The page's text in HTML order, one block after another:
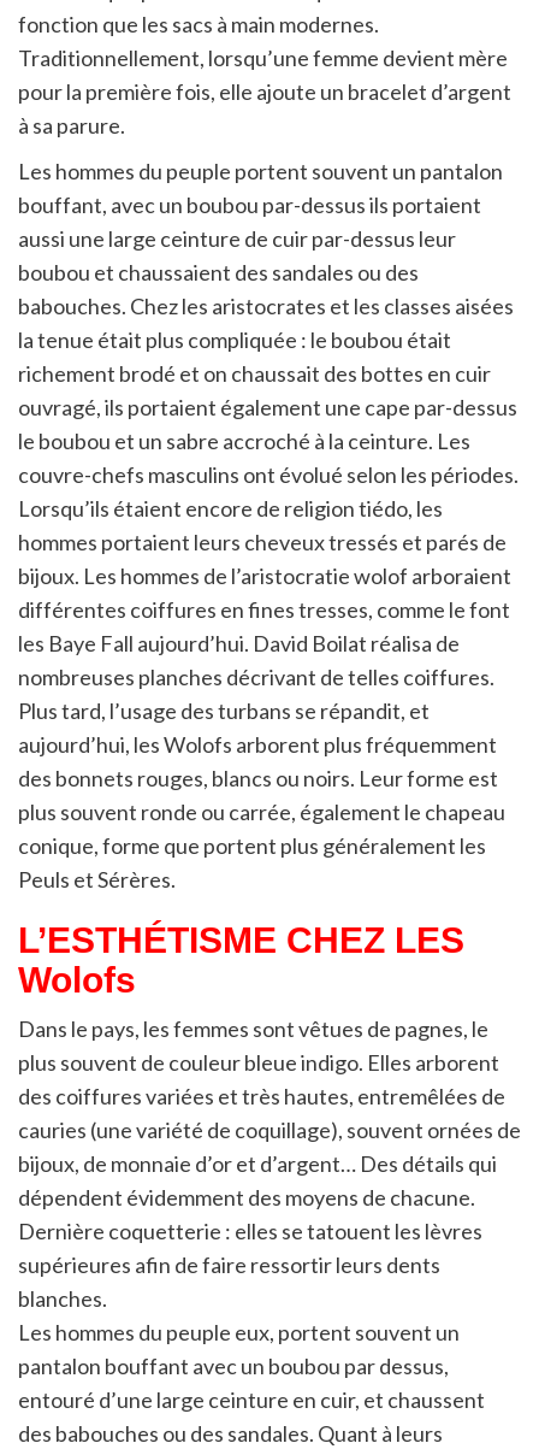
fonction que les sacs à main modernes.
Traditionnellement, lorsqu’une femme devient mère
pour la première fois, elle ajoute un bracelet d’argent
à sa parure.
Les hommes du peuple portent souvent un pantalon
bouffant, avec un boubou par-dessus ils portaient
aussi une large ceinture de cuir par-dessus leur
boubou et chaussaient des sandales ou des
babouches. Chez les aristocrates et les classes aisées
la tenue était plus compliquée : le boubou était
richement brodé et on chaussait des bottes en cuir
ouvragé, ils portaient également une cape par-dessus
le boubou et un sabre accroché à la ceinture. Les
couvre-chefs masculins ont évolué selon les périodes.
Lorsqu’ils étaient encore de religion tiédo, les
hommes portaient leurs cheveux tressés et parés de
bijoux. Les hommes de l’aristocratie wolof arboraient
différentes coiffures en fines tresses, comme le font
les Baye Fall aujourd’hui. David Boilat réalisa de
nombreuses planches décrivant de telles coiffures.
Plus tard, l’usage des turbans se répandit, et
aujourd’hui, les Wolofs arborent plus fréquemment
des bonnets rouges, blancs ou noirs. Leur forme est
plus souvent ronde ou carrée, également le chapeau
conique, forme que portent plus généralement les
Peuls et Sérères.
L’ESTHÉTISME CHEZ LES
Wolofs
Dans le pays, les femmes sont vêtues de pagnes, le
plus souvent de couleur bleue indigo. Elles arborent
des coiffures variées et très hautes, entremêlées de
cauries (une variété de coquillage), souvent ornées de
bijoux, de monnaie d’or et d’argent… Des détails qui
dépendent évidemment des moyens de chacune.
Dernière coquetterie : elles se tatouent les lèvres
supérieures afin de faire ressortir leurs dents
blanches.
Les hommes du peuple eux, portent souvent un
pantalon bouffant avec un boubou par dessus,
entouré d’une large ceinture en cuir, et chaussent
des babouches ou des sandales. Quant à leurs